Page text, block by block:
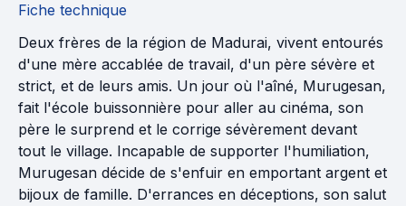
Fiche technique
Deux frères de la région de Madurai, vivent entourés
d'une mère accablée de travail, d'un père sévère et
strict, et de leurs amis. Un jour où l'aîné, Murugesan,
fait l'école buissonnière pour aller au cinéma, son
père le surprend et le corrige sévèrement devant
tout le village. Incapable de supporter l'humiliation,
Murugesan décide de s'enfuir en emportant argent et
bijoux de famille. D'errances en déceptions, son salut